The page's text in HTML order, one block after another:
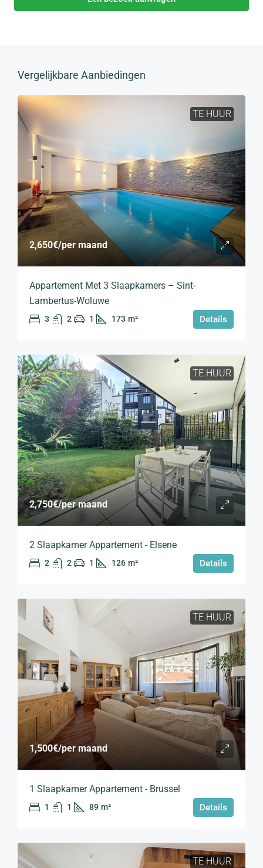
Vergelijkbare Aanbiedingen
TE HUUR
2,650€/per maand
Appartement Met 3 Slaapkamers – Sint-
Lambertus-Woluwe
3 2 1 173 m² Details
TE HUUR
2,750€/per maand
2 Slaapkamer Appartement - Elsene
2 2 1 126 m² Details
TE HUUR
1,500€/per maand
1 Slaapkamer Appartement - Brussel
1 1 89 m² Details
TE HUUR